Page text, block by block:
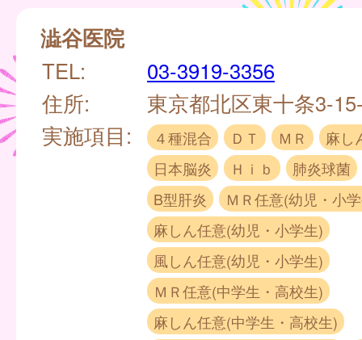
澁谷医院
TEL:
03-3919-3356
住所:
東京都北区東十条3-
実施項目:
４種混合 ＤＴ ＭＲ
麻し
日本脳炎
Ｈｉｂ
肺炎球菌
B型肝炎
ＭＲ任意(幼児・小
麻しん任意(幼児・小学生)
風しん任意(幼児・小学生)
ＭＲ任意(中学生・高校生)
麻しん任意(中学生・高校生)